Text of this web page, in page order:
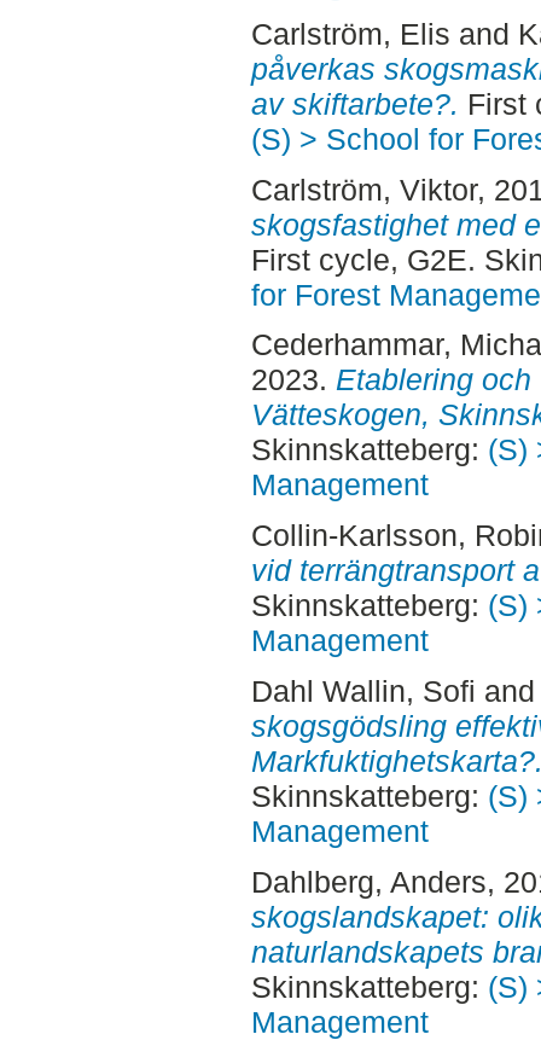
Carlström, Elis and
påverkas
av skiftarbete?. First
(S) > School for
Carlström, Viktor,
skogsfastighet med
First cycle, G2E.
for Forest
Cederhammar,
2023. Etablering
Vätteskogen,
Skinnskatteberg: (S)
Management
Collin-Karlsson,
vid terrängtransport
Skinnskatteberg: (S)
Management
Dahl Wallin, Sofi
skogsgödsling
Skinnskatteberg: (S)
Management
Dahlberg, Anders,
skogslandskapet:
naturlandskapets
Skinnskatteberg: (S)
Management